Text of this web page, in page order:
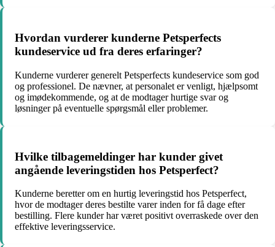
Hvordan vurderer kunderne Petsperfects
kundeservice ud fra deres erfaringer?
Kunderne vurderer generelt Petsperfects kundeservice som god
og professionel. De nævner, at personalet er venligt, hjælpsomt
og imødekommende, og at de modtager hurtige svar og
løsninger på eventuelle spørgsmål eller problemer.
Hvilke tilbagemeldinger har kunder givet
angående leveringstiden hos Petsperfect?
Kunderne beretter om en hurtig leveringstid hos Petsperfect,
hvor de modtager deres bestilte varer inden for få dage efter
bestilling. Flere kunder har været positivt overraskede over den
effektive leveringsservice.